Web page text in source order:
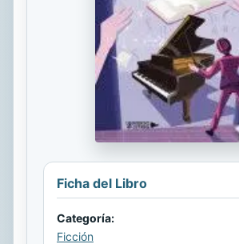
Ficha del Libro
Categoría:
Ficción